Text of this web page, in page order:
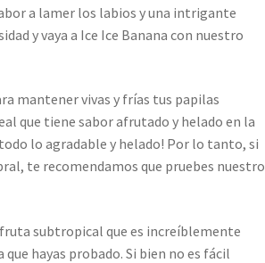
a lamer los labios y una intrigante
y vaya a Ice Ice Banana con nuestro
mantener vivas y frías tus papilas
que tiene sabor afrutado y helado en la
lo agradable y helado! Por lo tanto, si
te recomendamos que pruebes nuestro
fruta subtropical que es increíblemente
hayas probado. Si bien no es fácil